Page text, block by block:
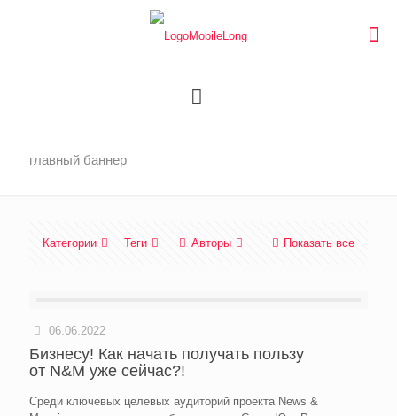
главный баннер
Категории Теги Авторы Показать все
06.06.2022
Бизнесу! Как начать получать пользу
от N&M уже сейчас?!
Среди ключевых целевых аудиторий проекта News &